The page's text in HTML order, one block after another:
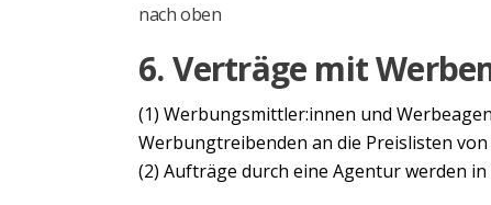
nach oben
6. Verträge mit
(1) Werbungsmittler:innen und
Werbungtreibenden an die Preislisten
(2) Aufträge durch eine Agentur werden